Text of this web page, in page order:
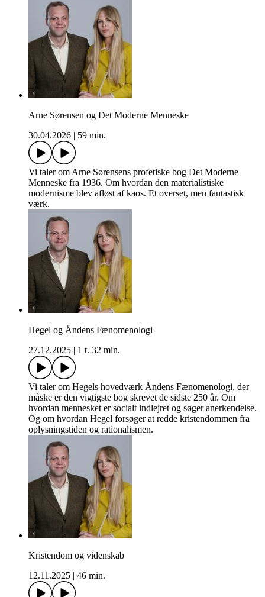
Arne Sørensen og Det Moderne Menneske
30.04.2026
59 min.
Vi taler om Arne Sørensens profetiske bog Det Moderne
Menneske fra 1936. Om hvordan den materialistiske
modernisme blev afløst af kaos. Et overset, men fantastisk
værk.
Hegel og Åndens Fænomenologi
27.12.2025
1 t. 32 min.
Vi taler om Hegels hovedværk Åndens Fænomenologi, der
måske er den vigtigste bog skrevet de sidste 250 år. Om
hvordan mennesket er socialt indlejret og søger anerkendelse.
Og om hvordan Hegel forsøger at redde kristendommen fra
oplysningstiden og rationalismen.
Kristendom og videnskab
12.11.2025
46 min.